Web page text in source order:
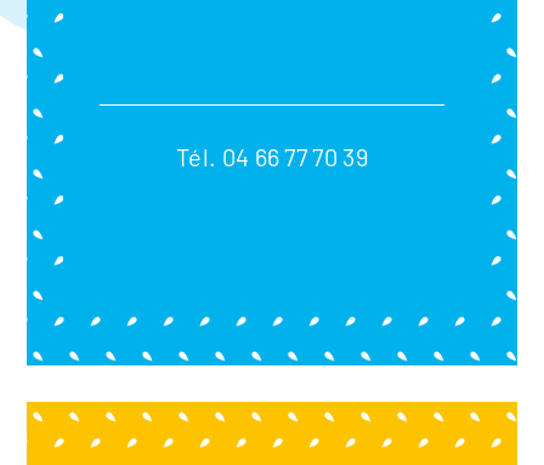
Tél. 04 66 77 70 39